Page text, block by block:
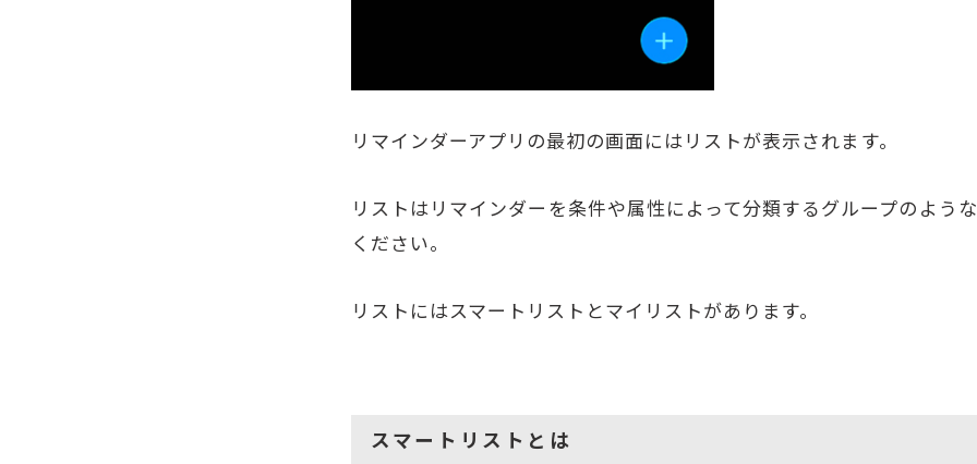
リマインダーアプリの最初の画面にはリストが表示されます。
リストはリマインダーを条件や属性によって分類するグループのよう
ください。
リストにはスマートリストとマイリストがあります。
スマートリストとは